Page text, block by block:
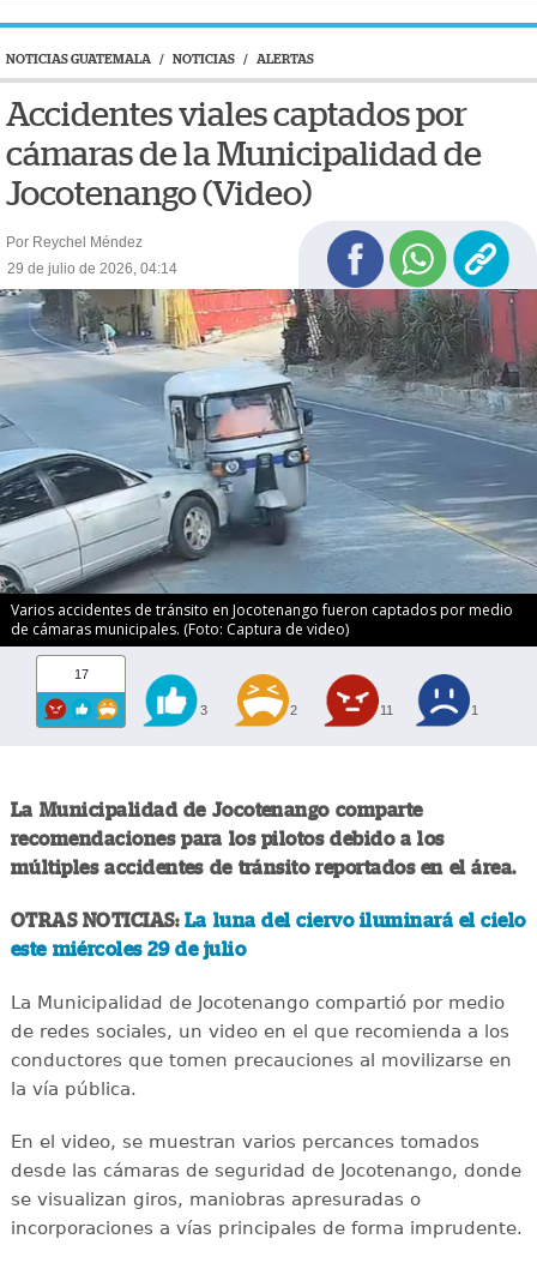
NOTICIAS GUATEMALA / NOTICIAS / ALERTAS
Accidentes viales captados por
cámaras de la Municipalidad de
Jocotenango (Video)
Por Reychel Méndez
29 de julio de 2026, 04:14
Varios accidentes de tránsito en Jocotenango fueron captados por medio
de cámaras municipales. (Foto: Captura de video)
17
3 2 11 1
La Municipalidad de Jocotenango comparte
recomendaciones para los pilotos debido a los
múltiples accidentes de tránsito reportados en el área.
OTRAS NOTICIAS: La luna del ciervo iluminará el cielo
este miércoles 29 de julio
La Municipalidad de Jocotenango compartió por medio
de redes sociales, un video en el que recomienda a los
conductores que tomen precauciones al movilizarse en
la vía pública.
En el video, se muestran varios percances tomados
desde las cámaras de seguridad de Jocotenango, donde
se visualizan giros, maniobras apresuradas o
incorporaciones a vías principales de forma imprudente.